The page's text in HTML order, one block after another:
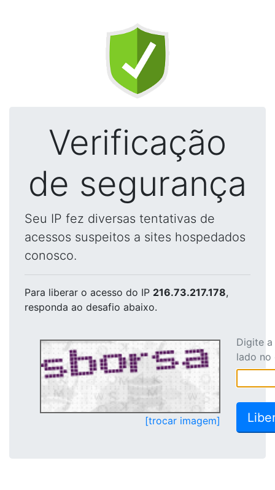
Verificação
de segurança
Seu IP fez diversas tentativas de
acessos suspeitos a sites hospedados
conosco.
Para liberar o acesso do IP 216.73.217.178,
responda ao desafio abaixo.
[trocar imagem]
Digite
lado no